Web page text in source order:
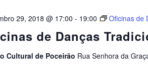
de Danças
29, 2018 @ 17:00 - 19:00 Oficinas de
Cultural de Poceirão Rua Senhora da